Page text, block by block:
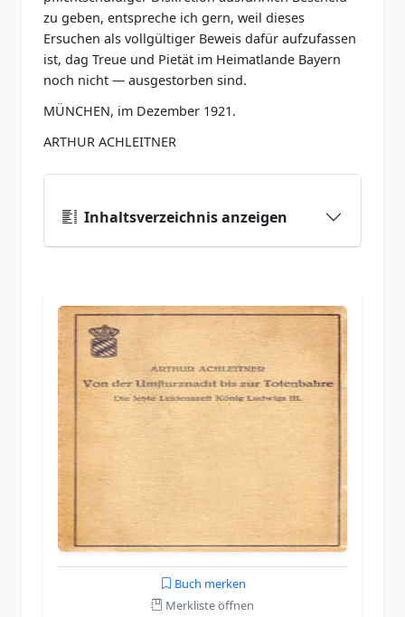
zu geben, entspreche ich gern, weil dieses
Ersuchen als vollgültiger Beweis dafür aufzufassen
ist, dag Treue und Pietät im Heimatlande Bayern
noch nicht — ausgestorben sind.
MÜNCHEN, im Dezember 1921.
ARTHUR ACHLEITNER
Inhaltsverzeichnis anzeigen
Buch merken
Merkliste öffnen